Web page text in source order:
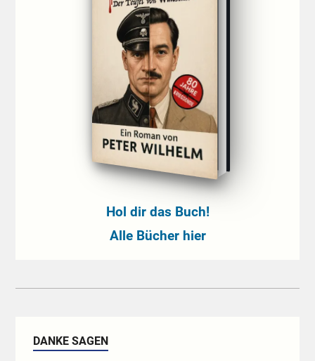
Hol dir das Buch!
Alle Bücher hier
DANKE SAGEN